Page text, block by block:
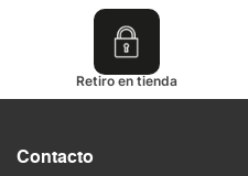
Retiro en tienda
Contacto